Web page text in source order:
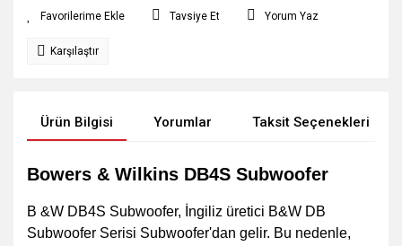
Tavsiye Et Yorum Yaz
Karşılaştır
Ürün Bilgisi Yorumlar Taksit Seçenekleri
Bowers & Wilkins DB4S Subwoofer
B &W DB4S Subwoofer, İngiliz üretici B&W DB
Subwoofer Serisi Subwoofer'dan gelir. Bu nedenle,